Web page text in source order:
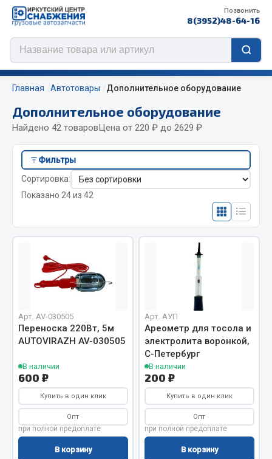
Позвонить
8(3952)48-64-16
Цепи противоскольжения
ЦЕПИ РОССИЯ
ЦЕПИ BOHU (Китай)
Изготовление цепей на колеса BOHU
Весь раздел
Отопители салона, подогреватели
Жидкостные подогреватели
Отопители салона
Весь раздел
Автотовары
Автозвук
Главная Автотовары Дополнительное оборудование
Дополнительное оборудование
Найдено 42 товаровЦена от 220 ₽ до 2629 ₽
Фильтры
Сортировка:
Показано 24 из 42
Арт. AV-030505
Переноска 220Вт, 5м
AUTOVIRAZH AV-030505
В наличии
600 ₽
Купить в один клик
Опт
при полной предоплате
В корзину
Арт. АУП
Ареометр для тосола и
электролита воронкой,
С-Петербург
В наличии
200 ₽
Купить в один клик
Опт
при полной предоплате
В корзину